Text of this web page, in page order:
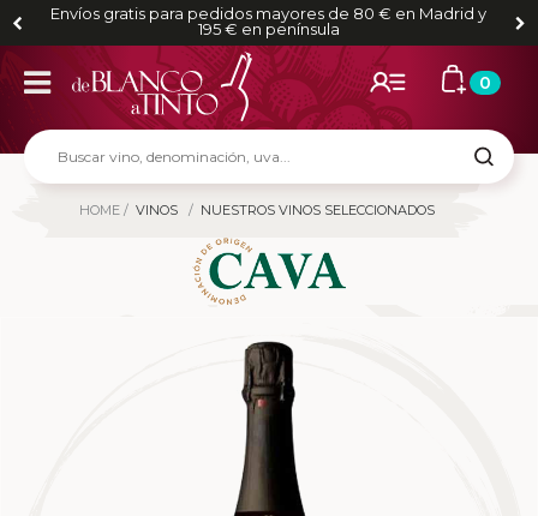
Envíos gratis para pedidos mayores de 80 € en Madrid y
195 € en península
0
HOME VINOS NUESTROS VINOS SELECCIONADOS